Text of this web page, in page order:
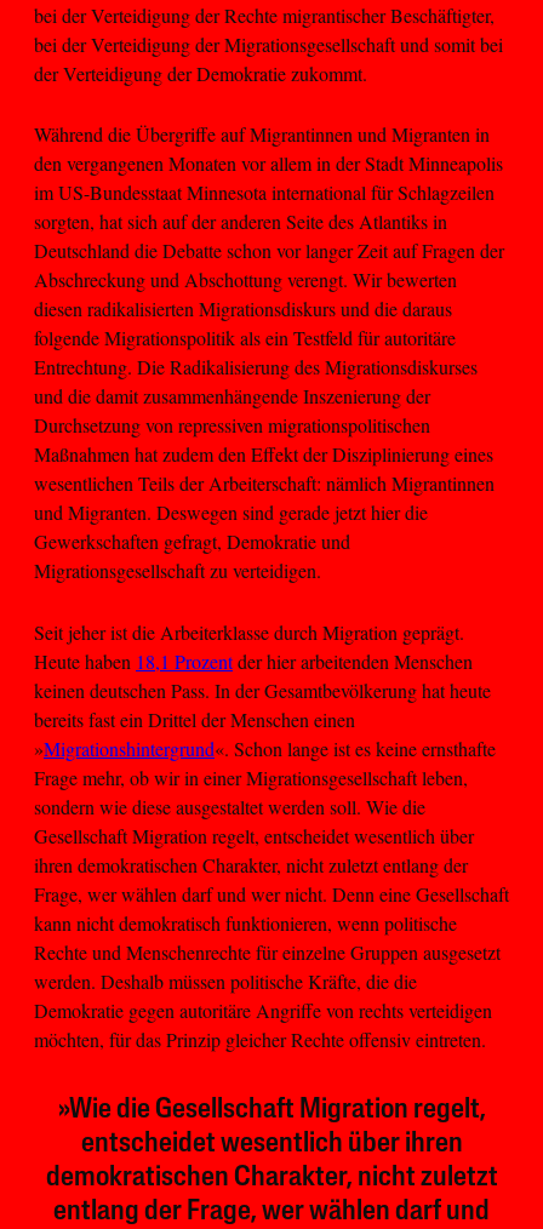
bei der Verteidigung der Rechte migrantischer Beschäftigter,
bei der Verteidigung der Migrationsgesellschaft und somit bei
der Verteidigung der Demokratie zukommt.
Während die Übergriffe auf Migrantinnen und Migranten in
den vergangenen Monaten vor allem in der Stadt Minneapolis
im US-Bundesstaat Minnesota international für Schlagzeilen
sorgten, hat sich auf der anderen Seite des Atlantiks in
Deutschland die Debatte schon vor langer Zeit auf Fragen der
Abschreckung und Abschottung verengt. Wir bewerten
diesen radikalisierten Migrationsdiskurs und die daraus
folgende Migrationspolitik als ein Testfeld für autoritäre
Entrechtung. Die Radikalisierung des Migrationsdiskurses
und die damit zusammenhängende Inszenierung der
Durchsetzung von repressiven migrationspolitischen
Maßnahmen hat zudem den Effekt der Disziplinierung eines
wesentlichen Teils der Arbeiterschaft: nämlich Migrantinnen
und Migranten. Deswegen sind gerade jetzt hier die
Gewerkschaften gefragt, Demokratie und
Migrationsgesellschaft zu verteidigen.
Seit jeher ist die Arbeiterklasse durch Migration geprägt.
Heute haben 18,1 Prozentder hier arbeitenden Menschen
keinen deutschen Pass. In der Gesamtbevölkerung hat heute
bereits fast ein Drittel der Menschen einen
»Migrationshintergrund«. Schon lange ist es keine ernsthafte
Frage mehr, ob wir in einer Migrationsgesellschaft leben,
sondern wie diese ausgestaltet werden soll. Wie die
Gesellschaft Migration regelt, entscheidet wesentlich über
ihren demokratischen Charakter, nicht zuletzt entlang der
Frage, wer wählen darf und wer nicht. Denn eine Gesellschaft
kann nicht demokratisch funktionieren, wenn politische
Rechte und Menschenrechte für einzelne Gruppen ausgesetzt
werden. Deshalb müssen politische Kräfte, die die
Demokratie gegen autoritäre Angriffe von rechts verteidigen
möchten, für das Prinzip gleicher Rechte offensiv eintreten.
»Wie die Gesellschaft Migration regelt,
entscheidet wesentlich über ihren
demokratischen Charakter, nicht zuletzt
entlang der Frage, wer wählen darf und